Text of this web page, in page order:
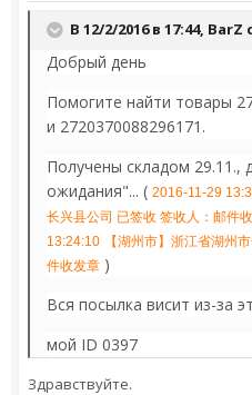
В 12/2/2016 в 17:44, BarZ
Добрый день
Помогите найти товары
и 2720370088296171.
Получены складом 29.11.,
ожидания"... ( 2016-11-29
长兴县公司 已签收 签收人：邮件
13:24:10
【湖州市】浙江省湖州
件收发章 )
Вся посылка висит из-за
мой ID 0397
Здравствуйте.